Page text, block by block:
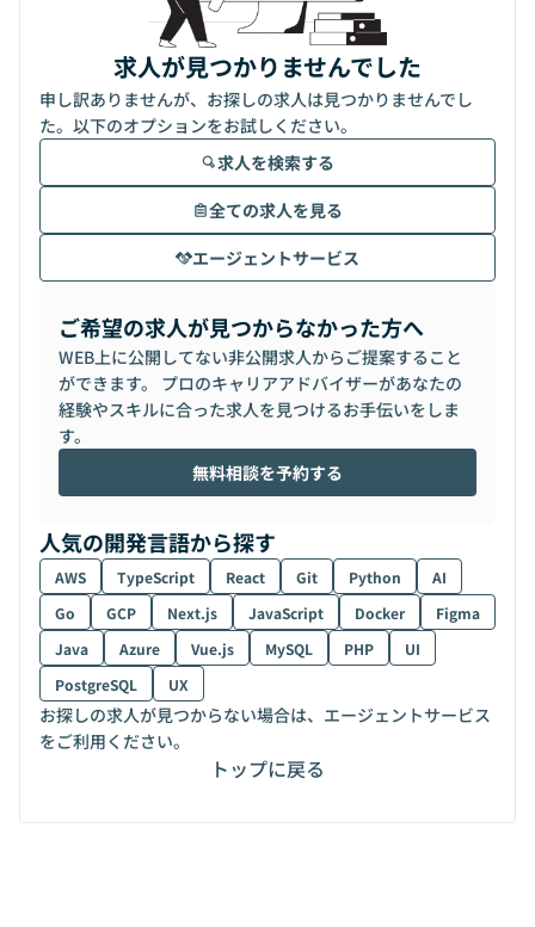
求人が見つかりませんでした
申し訳ありませんが、お探しの求人は見つかりませんでし
た。以下のオプションをお試しください。
求人を検索する
全ての求人を見る
エージェントサービス
ご希望の求人が見つからなかった方へ
WEB上に公開してない非公開求人からご提案すること
ができます。 プロのキャリアアドバイザーがあなたの
経験やスキルに合った求人を見つけるお手伝いをしま
す。
無料相談を予約する
人気の開発言語から探す
AWS TypeScript React Git Python
AI
Go
GCP Next.js JavaScript Docker
Figma
Java
Azure Vue.js MySQL PHP
UI
PostgreSQL
UX
お探しの求人が見つからない場合は、エージェントサービス
をご利用ください。
トップに戻る